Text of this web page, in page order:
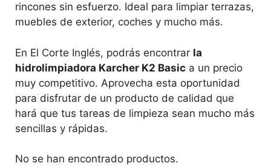
rincones sin esfuerzo. Ideal para limpiar terrazas,
muebles de exterior, coches y mucho más.
En El Corte Inglés, podrás encontrar la
hidrolimpiadora Karcher K2 Basic a un precio
muy competitivo. Aprovecha esta oportunidad
para disfrutar de un producto de calidad que
hará que tus tareas de limpieza sean mucho más
sencillas y rápidas.
No se han encontrado productos.